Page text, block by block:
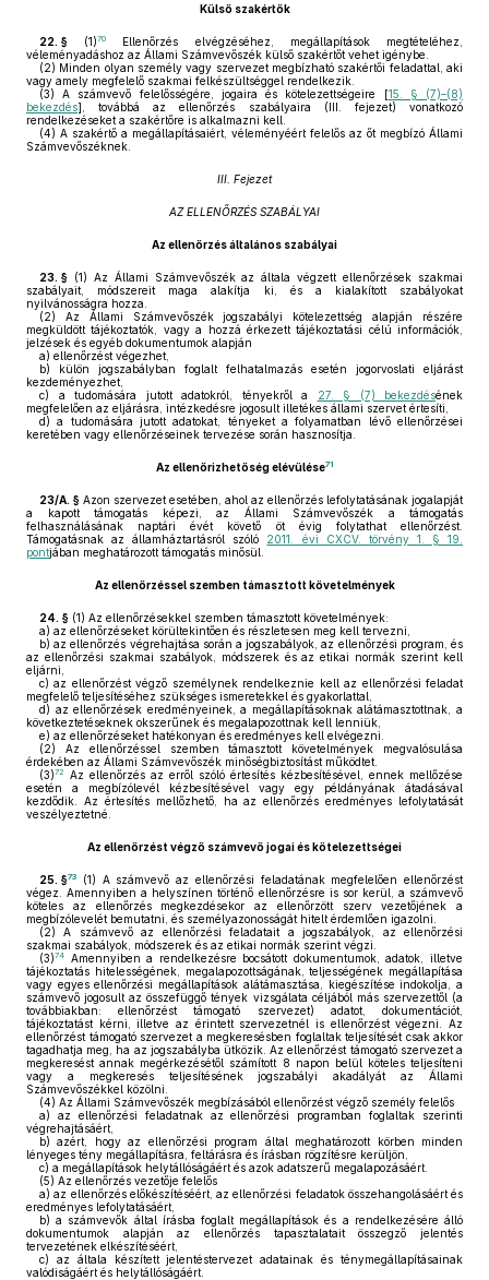
Külső szakértők
22. § (1)70
Ellenőrzés elvégzéséhez, megállapítások megtételéhez,
véleményadáshoz az Állami Számvevőszék külső szakértőt vehet igénybe.
(2) Minden olyan személy vagy szervezet megbízható szakértői feladattal, aki
vagy amely megfelelő szakmai felkészültséggel rendelkezik.
(3) A számvevő felelősségére, jogaira és kötelezettségeire [15. § (7)–(8)
bekezdés], továbbá az ellenőrzés szabályaira (III. fejezet) vonatkozó
rendelkezéseket a szakértőre is alkalmazni kell.
(4) A szakértő a megállapításaiért, véleményéért felelős az őt megbízó Állami
Számvevőszéknek.
III. Fejezet
AZ ELLENŐRZÉS SZABÁLYAI
Az ellenőrzés általános szabályai
23. § (1) Az Állami Számvevőszék az általa végzett ellenőrzések szakmai
szabályait, módszereit maga alakítja ki, és a kialakított szabályokat
nyilvánosságra hozza.
(2) Az Állami Számvevőszék jogszabályi kötelezettség alapján részére
megküldött tájékoztatók, vagy a hozzá érkezett tájékoztatási célú információk,
jelzések és egyéb dokumentumok alapján
a) ellenőrzést végezhet,
b) külön jogszabályban foglalt felhatalmazás esetén jogorvoslati eljárást
kezdeményezhet,
c) a tudomására jutott adatokról, tényekről a 27. § (7) bekezdésének
megfelelően az eljárásra, intézkedésre jogosult illetékes állami szervet értesíti,
d) a tudomására jutott adatokat, tényeket a folyamatban lévő ellenőrzései
keretében vagy ellenőrzéseinek tervezése során hasznosítja.
Az ellenőrizhetőség elévülése71
23/A. § Azon szervezet esetében, ahol az ellenőrzés lefolytatásának jogalapját
a kapott támogatás képezi, az Állami Számvevőszék a támogatás
felhasználásának naptári évét követő öt évig folytathat ellenőrzést.
Támogatásnak az államháztartásról szóló 2011. évi CXCV. törvény 1. § 19.
pontjában meghatározott támogatás minősül.
Az ellenőrzéssel szemben támasztott követelmények
24. § (1) Az ellenőrzésekkel szemben támasztott követelmények:
a) az ellenőrzéseket körültekintően és részletesen meg kell tervezni,
b) az ellenőrzés végrehajtása során a jogszabályok, az ellenőrzési program, és
az ellenőrzési szakmai szabályok, módszerek és az etikai normák szerint kell
eljárni,
c) az ellenőrzést végző személynek rendelkeznie kell az ellenőrzési feladat
megfelelő teljesítéséhez szükséges ismeretekkel és gyakorlattal,
d) az ellenőrzések eredményeinek, a megállapításoknak alátámasztottnak, a
következtetéseknek okszerűnek és megalapozottnak kell lenniük,
e) az ellenőrzéseket hatékonyan és eredményes kell elvégezni.
(2) Az ellenőrzéssel szemben támasztott követelmények megvalósulása
érdekében az Állami Számvevőszék minőségbiztosítást működtet.
(3)72
Az ellenőrzés az erről szóló értesítés kézbesítésével, ennek mellőzése
esetén a megbízólevél kézbesítésével vagy egy példányának átadásával
kezdődik. Az értesítés mellőzhető, ha az ellenőrzés eredményes lefolytatását
veszélyeztetné.
Az ellenőrzést végző számvevő jogai és kötelezettségei
25. §73 (1) A számvevő az ellenőrzési feladatának megfelelően ellenőrzést
végez. Amennyiben a helyszínen történő ellenőrzésre is sor kerül, a számvevő
köteles az ellenőrzés megkezdésekor az ellenőrzött szerv vezetőjének a
megbízólevelét bemutatni, és személyazonosságát hitelt érdemlően igazolni.
(2) A számvevő az ellenőrzési feladatait a jogszabályok, az ellenőrzési
szakmai szabályok, módszerek és az etikai normák szerint végzi.
(3)74
Amennyiben a rendelkezésre bocsátott dokumentumok, adatok, illetve
tájékoztatás hitelességének, megalapozottságának, teljességének megállapítása
vagy egyes ellenőrzési megállapítások alátámasztása, kiegészítése indokolja, a
számvevő jogosult az összefüggő tények vizsgálata céljából más szervezettől (a
továbbiakban: ellenőrzést támogató szervezet) adatot, dokumentációt,
tájékoztatást kérni, illetve az érintett szervezetnél is ellenőrzést végezni. Az
ellenőrzést támogató szervezet a megkeresésben foglaltak teljesítését csak akkor
tagadhatja meg, ha az jogszabályba ütközik. Az ellenőrzést támogató szervezet a
megkeresést annak megérkezésétől számított 8 napon belül köteles teljesíteni
vagy a megkeresés teljesítésének jogszabályi akadályát az Állami
Számvevőszékkel közölni.
(4) Az Állami Számvevőszék megbízásából ellenőrzést végző személy felelős
a) az ellenőrzési feladatnak az ellenőrzési programban foglaltak szerinti
végrehajtásáért,
b) azért, hogy az ellenőrzési program által meghatározott körben minden
lényeges tény megállapításra, feltárásra és írásban rögzítésre kerüljön,
c) a megállapítások helytállóságáért és azok adatszerű megalapozásáért.
(5) Az ellenőrzés vezetője felelős
a) az ellenőrzés előkészítéséért, az ellenőrzési feladatok összehangolásáért és
eredményes lefolytatásáért,
b) a számvevők által írásba foglalt megállapítások és a rendelkezésére álló
dokumentumok alapján az ellenőrzés tapasztalatait összegző jelentés
tervezetének elkészítéséért,
c) az általa készített jelentéstervezet adatainak és ténymegállapításainak
valódiságáért és helytállóságáért.